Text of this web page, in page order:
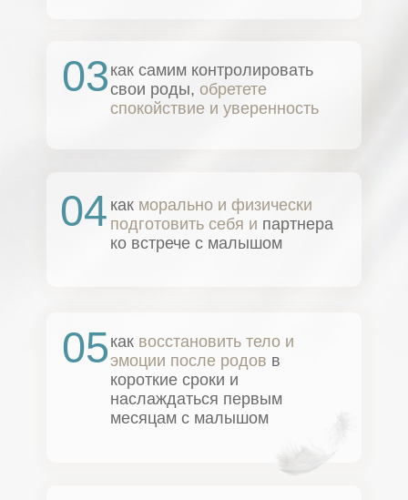
как самим контролировать
свои роды, обретете
спокойствие и уверенность
03
как морально и физически
подготовить себя и партнера
ко встрече с малышом
04
как восстановить тело и
эмоции после родов в
короткие сроки и
наслаждаться первым
месяцам с малышом
05